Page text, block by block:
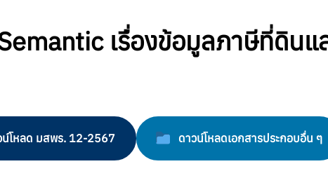
เรื่องข้อมูลภาษีที่ดิน
น์โหลด มสพร. 12-2567 ดาวน์โหลดเอกสารประกอบอื่น ๆ